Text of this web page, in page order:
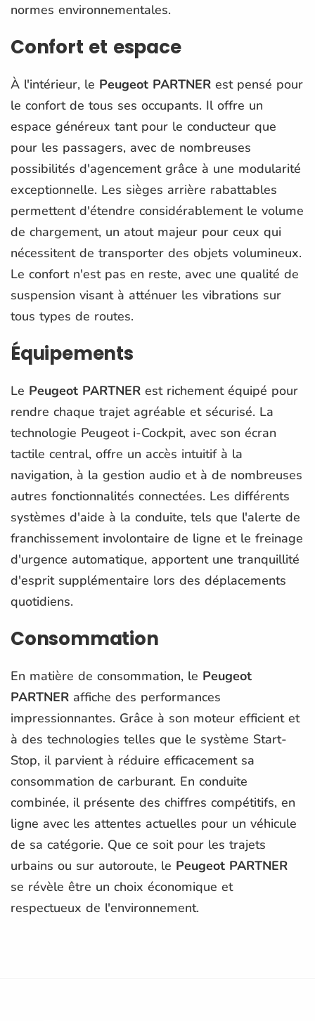
normes environnementales.
Confort et espace
À l'intérieur, le Peugeot PARTNER est pensé pour
le confort de tous ses occupants. Il offre un
espace généreux tant pour le conducteur que
pour les passagers, avec de nombreuses
possibilités d'agencement grâce à une modularité
exceptionnelle. Les sièges arrière rabattables
permettent d'étendre considérablement le volume
de chargement, un atout majeur pour ceux qui
nécessitent de transporter des objets volumineux.
Le confort n'est pas en reste, avec une qualité de
suspension visant à atténuer les vibrations sur
tous types de routes.
Équipements
Le Peugeot PARTNER est richement équipé pour
rendre chaque trajet agréable et sécurisé. La
technologie Peugeot i-Cockpit, avec son écran
tactile central, offre un accès intuitif à la
navigation, à la gestion audio et à de nombreuses
autres fonctionnalités connectées. Les différents
systèmes d'aide à la conduite, tels que l'alerte de
franchissement involontaire de ligne et le freinage
d'urgence automatique, apportent une tranquillité
d'esprit supplémentaire lors des déplacements
quotidiens.
Consommation
En matière de consommation, le Peugeot
PARTNER affiche des performances
impressionnantes. Grâce à son moteur efficient et
à des technologies telles que le système Start-
Stop, il parvient à réduire efficacement sa
consommation de carburant. En conduite
combinée, il présente des chiffres compétitifs, en
ligne avec les attentes actuelles pour un véhicule
de sa catégorie. Que ce soit pour les trajets
urbains ou sur autoroute, le Peugeot PARTNER
se révèle être un choix économique et
respectueux de l'environnement.